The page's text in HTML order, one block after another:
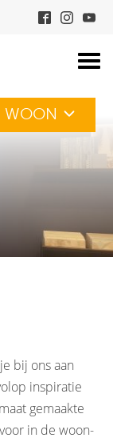
WOON
bij ons aan
inspiratie
gemaakte
in de woon-